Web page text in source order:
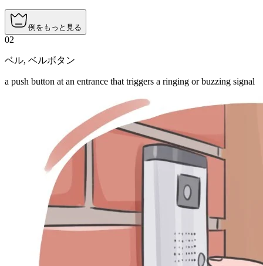
例をもっと見る
02
ベル, ベルボタン
a push button at an entrance that triggers a ringing or buzzing signal